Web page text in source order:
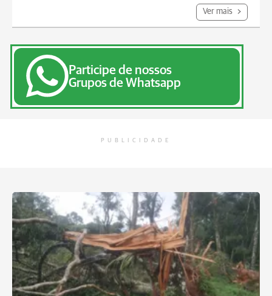
Ver mais
Participe de nossos
Grupos de Whatsapp
PUBLICIDADE